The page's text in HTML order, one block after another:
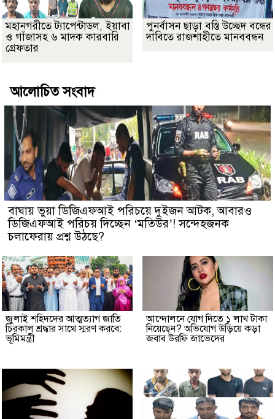
মহানগরীতে ট্যাপেন্টাডল, ইয়াবা
ও গাঁজাসহ ৬ মাদক কারবারি
গ্রেফতার
পুনর্বাসন ছাড়া বস্তি উচ্ছেদ বন্ধের
দাবিতে রাজশাহীতে মানববন্ধন
আলোচিত সংবাদ
বাঘায় ভুয়া ডিজিএফআই পরিচয়ে দুইজন আটক, আবারও
ডিজিএফআই পরিচয় দিচ্ছেন ‘মতিউর’! সন্দেহজনক
চলাফেরায় প্রশ্ন উঠছে?
জুলাই শহিদদের আত্মত্যাগ জাতি
চিরকাল শ্রদ্ধার সাথে স্মরণ করবে:
ভূমিমন্ত্রী
আন্দোলনে যোগ দিতে ১ লাখ টাকা
নিয়েছেন? অভিযোগ উড়িয়ে কড়া
জবাব উরফি জাভেদের